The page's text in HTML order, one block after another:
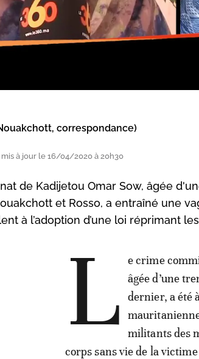
correspondance)
à jour le 16/04/2020 à 20h30
de Kadijetou Omar Sow, âgée
et Rosso, a entraîné une
à l’adoption d’une loi réprimant
L
e crime
âgée d’une
dernier, a été
militants des
corps sans vie de la